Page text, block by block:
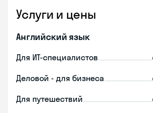
Услуги и цены
Английский язык
Для ИТ-специалистов
Деловой - для бизнеса
Для путешествий